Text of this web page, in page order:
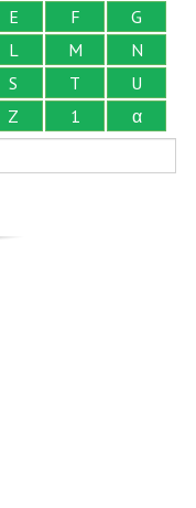
E F
G
L M
N
S T
U
Z 1
α